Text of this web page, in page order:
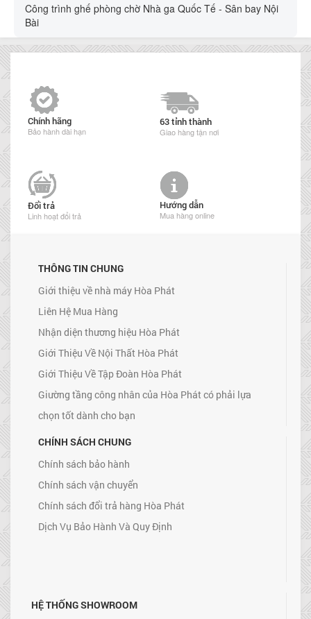
Công trình ghế phòng chờ Nhà ga Quốc Tế - Sân bay Nội
Bài
Chính hãng
Bảo hành dài hạn
63 tỉnh thành
Giao hàng tận nơi
Đổi trả
Linh hoạt đổi trả
Hướng dẫn
Mua hàng online
THÔNG TIN CHUNG
Giới thiệu về nhà máy Hòa Phát
Liên Hệ Mua Hàng
Nhận diện thương hiệu Hòa Phát
Giới Thiệu Về Nội Thất Hòa Phát
Giới Thiệu Về Tập Đoàn Hòa Phát
Giường tầng công nhân của Hòa Phát có phải lựa
chọn tốt dành cho bạn
CHÍNH SÁCH CHUNG
Chính sách bảo hành
Chính sách vận chuyển
Chính sách đổi trả hàng Hòa Phát
Dịch Vụ Bảo Hành Và Quy Định
HỆ THỐNG SHOWROOM